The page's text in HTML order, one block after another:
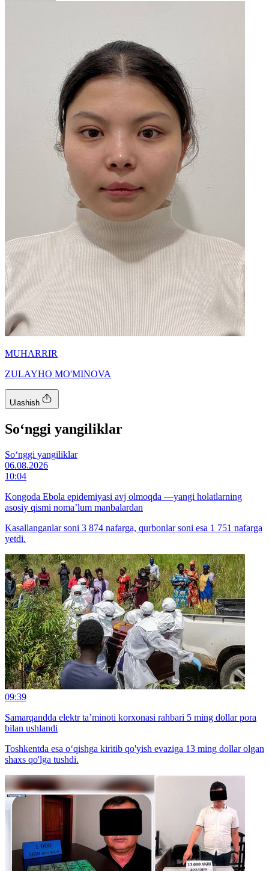
MUHARRIR
ZULAYHO MO'MINOVA
Ulashish
So‘nggi yangiliklar
So‘nggi yangiliklar
06.08.2026
10:04
Kongoda Ebola epidemiyasi avj olmoqda —yangi holatlarning
asosiy qismi noma’lum manbalardan
Kasallanganlar soni 3 874 nafarga, qurbonlar soni esa 1 751 nafarga
yetdi.
09:39
Samarqandda elektr ta’minoti korxonasi rahbari 5 ming dollar pora
bilan ushlandi
Toshkentda esa o‘qishga kiritib qo'yish evaziga 13 ming dollar olgan
shaxs qo'lga tushdi.